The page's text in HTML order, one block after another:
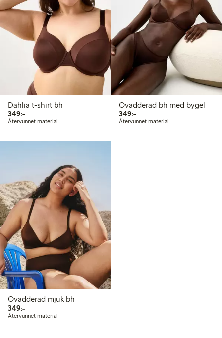
Dahlia t-shirt bh
349:-349,00 kr
Återvunnet material
Ovadderad bh med bygel
349:-349,00 kr
Återvunnet material
Ovadderad mjuk bh
349:-349,00 kr
Återvunnet material